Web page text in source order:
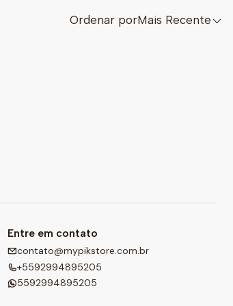
Ordenar porMais Recente
Entre em contato
contato@mypikstore.com.br
+5592994895205
5592994895205